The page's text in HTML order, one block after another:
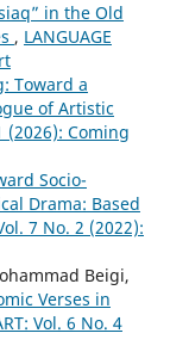
in the Old
, LANGUAGE
Toward a
of Artistic
(2026): Coming
Socio-
Drama: Based
7 No. 2 (2022):
Beigi,
Verses in
Vol. 6 No. 4